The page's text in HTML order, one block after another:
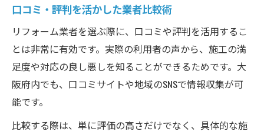
口コミ・評判を活かした業者比較術
リフォーム業者を選ぶ際に、口コミや評判を活用するこ
とは非常に有効です。実際の利用者の声から、施工の満
足度や対応の良し悪しを知ることができるためです。大
阪府内でも、口コミサイトや地域のSNSで情報収集が可
能です。
比較する際は、単に評価の高さだけでなく、具体的な施